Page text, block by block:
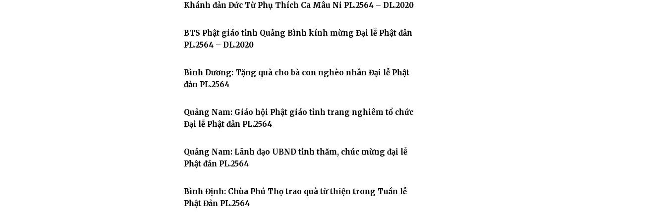
Khánh đản Đức Từ Phụ Thích Ca Mâu Ni PL.2564 – DL.2020
BTS Phật giáo tỉnh Quảng Bình kính mừng Đại lễ Phật đản
PL.2564 – DL.2020
Bình Dương: Tặng quà cho bà con nghèo nhân Đại lễ Phật
đản PL.2564
Quảng Nam: Giáo hội Phật giáo tỉnh trang nghiêm tổ chức
Đại lễ Phật đản PL.2564
Quảng Nam: Lãnh đạo UBND tỉnh thăm, chúc mừng đại lễ
Phật đản PL.2564
Bình Định: Chùa Phú Thọ trao quà từ thiện trong Tuần lễ
Phật Đản PL.2564